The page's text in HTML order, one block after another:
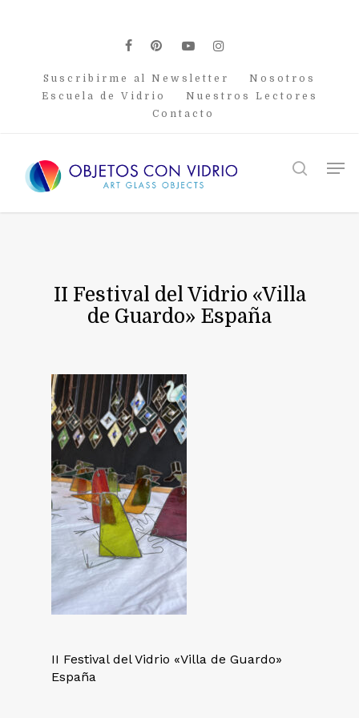
facebook
pinterest
youtubeinstagram
Suscribirme al Newsletter
Nosotros
Escuela de Vidrio
Nuestros Lectores
Contacto
search
II Festival del Vidrio «Villa
de Guardo» España
II Festival del Vidrio «Villa de Guardo»
España